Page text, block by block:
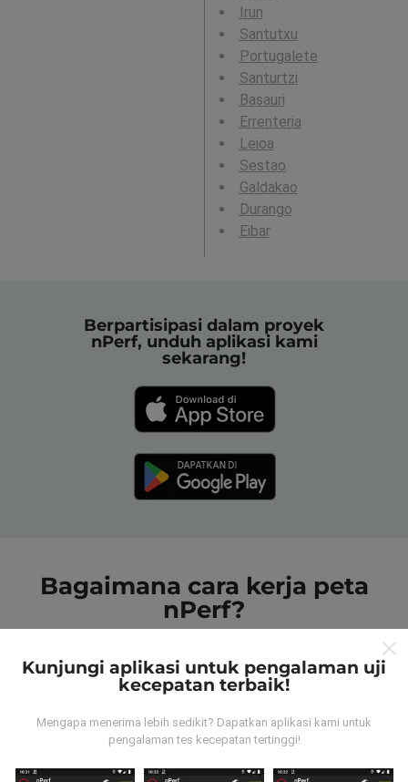
Irun
Santutxu
Portugalete
Santurtzi
Basauri
Errenteria
Leioa
Sestao
Galdakao
Durango
Eibar
Berpartisipasi dalam proyek
nPerf, unduh aplikasi kami
sekarang!
Bagaimana cara kerja peta
nPerf?
Dari mana data tersebut berasal?
Data dikumpulkan dari tes yang dilakukan oleh
Kunjungi aplikasi untuk pengalaman uji
kecepatan terbaik!
Mengapa menerima lebih sedikit? Dapatkan aplikasi kami untuk
pengalaman tes kecepatan tertinggi!